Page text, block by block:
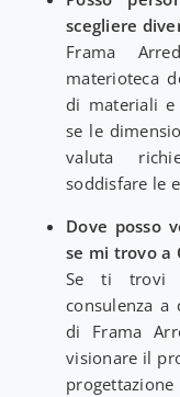
scegliere
Frama
materioteca
di materiali e
se le
valuta
soddisfare le
Dove posso
se mi trovo a
Se ti trovi
consulenza
di Frama
visionare il